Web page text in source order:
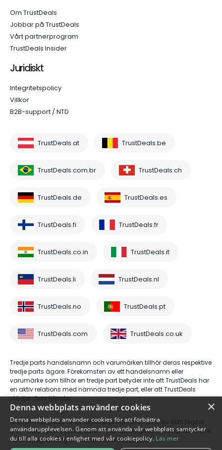
Om TrustDeals
Jobbar på TrustDeals
Vårt partnerprogram
TrustDeals Insider
Juridiskt
Integritetspolicy
Villkor
B2B-support / NTD
TrustDeals.at TrustDeals.be
TrustDeals.com.br TrustDeals.ch
TrustDeals.de TrustDeals.es
TrustDeals.fi TrustDeals.fr
TrustDeals.co.in TrustDeals.it
TrustDeals.li TrustDeals.nl
TrustDeals.no TrustDeals.pt
TrustDeals.com TrustDeals.co.uk
Tredje parts handelsnamn och varumärken tillhör deras respektive
tredje parts ägare. Förekomsten av ett handelsnamn eller
varumärke som tillhör en tredje part betyder inte att TrustDeals har
en aktiv relations med nämnda tredje part, eller att TrustDeals
stödjer dess tjänster.
© 2026 TrustDeals är ett registrerat handelsnamn av AMS Digital
B.V. - Oud Laren 1, 1251BL, Laren - handelsregisternummer 80264174
- Momsregistreringsnummer: NL861609360B01"
×
Denna webbplats använder cookies
Denna webbplats använder cookies för att förbättra
användarupplevelsen. Genom att använda vår webbplats samtycker
du till alla cookies i enlighet med vår cookiepolicy. Läs mer